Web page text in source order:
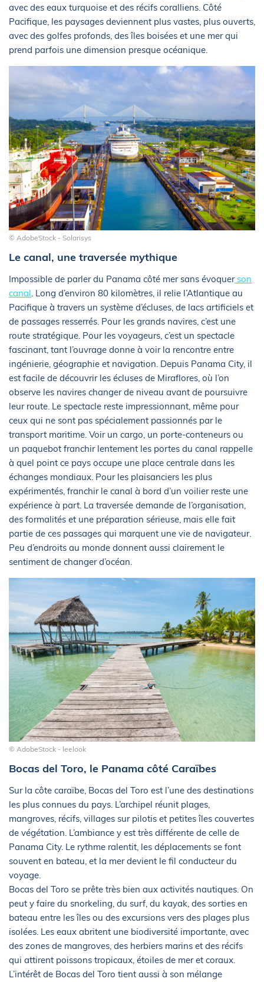
avec des eaux turquoise et des récifs coralliens. Côté
Pacifique, les paysages deviennent plus vastes, plus ouverts,
avec des golfes profonds, des îles boisées et une mer qui
prend parfois une dimension presque océanique.
© AdobeStock - Solarisys
Le canal, une traversée mythique
Impossible de parler du Panama côté mer sans évoquerson
canal . Long d’environ 80 kilomètres, il relie l’Atlantique au
Pacifique à travers un système d’écluses, de lacs artificiels et
de passages resserrés. Pour les grands navires, c’est une
route stratégique. Pour les voyageurs, c’est un spectacle
fascinant, tant l’ouvrage donne à voir la rencontre entre
ingénierie, géographie et navigation. Depuis Panama City, il
est facile de découvrir les écluses de Miraflores, où l’on
observe les navires changer de niveau avant de poursuivre
leur route. Le spectacle reste impressionnant, même pour
ceux qui ne sont pas spécialement passionnés par le
transport maritime. Voir un cargo, un porte-conteneurs ou
un paquebot franchir lentement les portes du canal rappelle
à quel point ce pays occupe une place centrale dans les
échanges mondiaux. Pour les plaisanciers les plus
expérimentés, franchir le canal à bord d’un voilier reste une
expérience à part. La traversée demande de l’organisation,
des formalités et une préparation sérieuse, mais elle fait
partie de ces passages qui marquent une vie de navigateur.
Peu d’endroits au monde donnent aussi clairement le
sentiment de changer d’océan.
© AdobeStock - leelook
Bocas del Toro, le Panama côté Caraïbes
Sur la côte caraïbe, Bocas del Toro est l’une des destinations
les plus connues du pays. L’archipel réunit plages,
mangroves, récifs, villages sur pilotis et petites îles couvertes
de végétation. L’ambiance y est très différente de celle de
Panama City. Le rythme ralentit, les déplacements se font
souvent en bateau, et la mer devient le fil conducteur du
voyage.
Bocas del Toro se prête très bien aux activités nautiques. On
peut y faire du snorkeling, du surf, du kayak, des sorties en
bateau entre les îles ou des excursions vers des plages plus
isolées. Les eaux abritent une biodiversité importante, avec
des zones de mangroves, des herbiers marins et des récifs
qui attirent poissons tropicaux, étoiles de mer et coraux.
L’intérêt de Bocas del Toro tient aussi à son mélange